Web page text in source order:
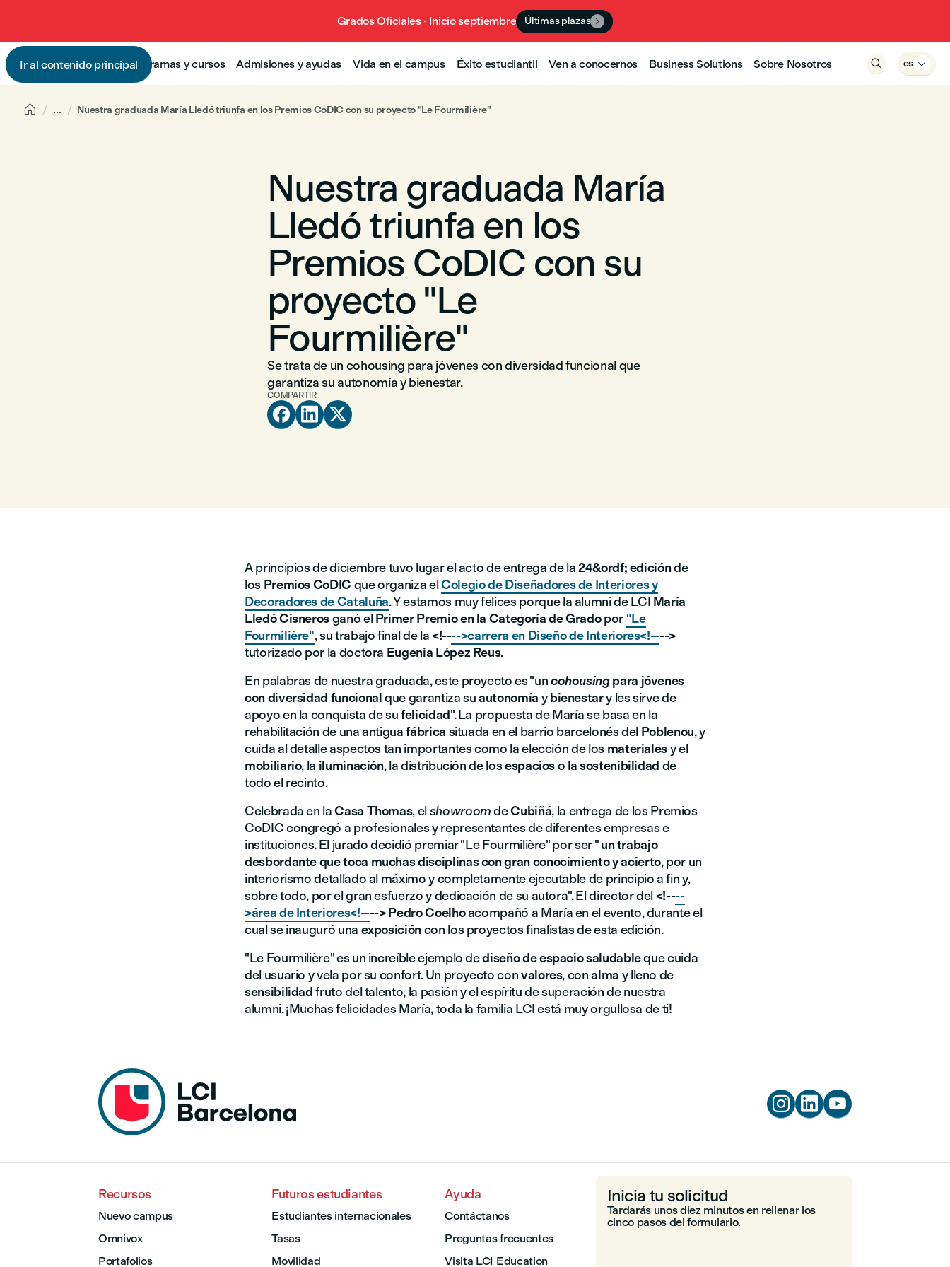
Grados Oficiales · Inicio septiembre Últimas plazas 
Ir al contenido principalProgramas y cursos Admisiones y ayudas Vida en el campus Éxito estudiantil Ven a conocernos Business Solutions Sobre Nosotros  es 
 ... Nuestra graduada María Lledó triunfa en los Premios CoDIC con su proyecto "Le Fourmilière"
Nuestra graduada María
Lledó triunfa en los
Premios CoDIC con su
proyecto "Le
Fourmilière"
Se trata de un cohousing para jóvenes con diversidad funcional que
garantiza su autonomía y bienestar.
COMPARTIR
  
A principios de diciembre tuvo lugar el acto de entrega de la24&ordf; ediciónde
los Premios CoDIC que organiza elColegio de Diseñadores de Interiores y
Decoradores de Cataluña. Y estamos muy felices porque la alumni de LCI María
Lledó Cisnerosganó elPrimer Premio en la Categoría de Gradopor "Le
Fourmilière", su trabajo final de la<!---->carrera en Diseño de Interiores<!---->
tutorizado por la doctora Eugenia López Reus.
En palabras de nuestra graduada, este proyecto es "uncohousingpara jóvenes
con diversidad funcionalque garantiza suautonomía ybienestary les sirve de
apoyo en la conquista de sufelicidad". La propuesta de María se basa en la
rehabilitación de una antiguafábrica situada en el barrio barcelonés del Poblenou, y
cuida al detalle aspectos tan importantes como la elección de los materialesy el
mobiliario, la iluminación, la distribución de losespacioso lasostenibilidad de
todo el recinto.
Celebrada en laCasa Thomas, elshowroomdeCubiñá, la entrega de los Premios
CoDIC congregó a profesionales y representantes de diferentes empresas e
instituciones. El jurado decidió premiar "Le Fourmilière" por ser "un trabajo
desbordante que toca muchas disciplinas con gran conocimiento y acierto, por un
interiorismo detallado al máximo y completamente ejecutable de principio a fin y,
sobre todo, por el gran esfuerzo y dedicación de su autora". El director del<!----
>área de Interiores<!----> Pedro Coelhoacompañó a María en el evento, durante el
cual se inauguró una exposicióncon los proyectos finalistas de esta edición.
"Le Fourmilière" es un increíble ejemplo dediseño de espacio saludableque cuida
del usuario y vela por su confort. Un proyecto convalores, conalma y lleno de
sensibilidadfruto del talento, la pasión y el espíritu de superación de nuestra
alumni. ¡Muchas felicidades María, toda la familia LCI está muy orgullosa de ti!
  
Recursos
Nuevo campus
Omnivox
Portafolios
Futuros estudiantes
Estudiantes internacionales
Tasas
Movilidad
Ayuda
Contáctanos
Preguntas frecuentes
Visita LCI Education
Inicia tu solicitud
Tardarás unos diez minutos en rellenar los
cinco pasos del formulario.